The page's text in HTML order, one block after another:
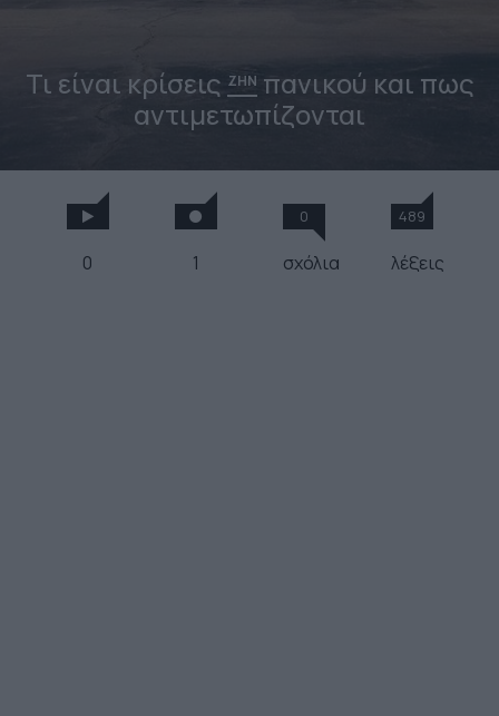
Τι είναι κρίσεις ΖΗΝ πανικού και πως
αντιμετωπίζονται
0 1
0
σχόλια
489
λέξεις